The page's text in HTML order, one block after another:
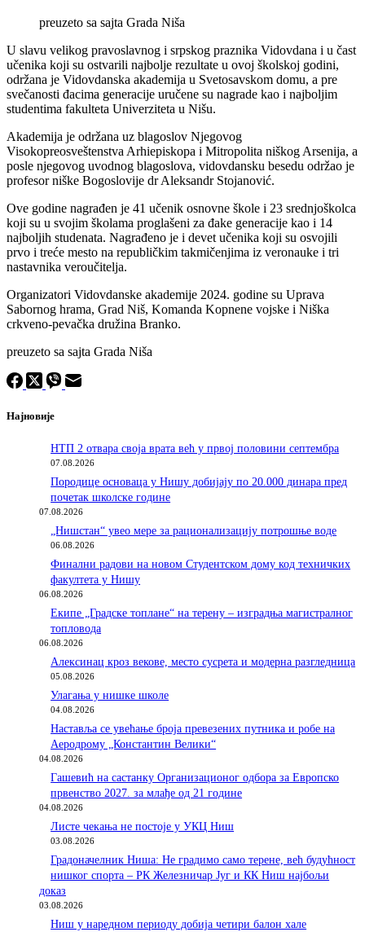
preuzeto sa sajta Grada Niša
U slavu velikog pravoslavnog i srpskog praznika Vidovdana i u čast
učenika koji su ostvarili najbolje rezultate u ovoj školskoj godini,
održana je Vidovdanska akademija u Svetosavskom domu, a pre
svečanosti đacima generacije uručene su nagrade kao i najboljim
studentima fakulteta Univerziteta u Nišu.
Akademija je održana uz blagoslov Njegovog
Visokopreosveštenstva Arhiepiskopa i Mitropolita niškog Arsenija, a
posle njegovog uvodnog blagoslova, vidovdansku besedu održao je
profesor niške Bogoslovije dr Aleksandr Stojanović.
Ove godine nagrađen je 41 učenik osnovne škole i 23 srednjoškolca
koji su u svojim školama proglašeni za đake generacije kao i 14
najboljih studenata. Nagrađeno je i devet učenika koji su osvojili
prvo i treće mesto na republičkim takmičenjima iz veronauke i tri
nastavnika veroučitelja.
Organizatori Vidovdanske akademije 2024. godine su Uprava
Sabornog hrama, Grad Niš, Komanda Kopnene vojske i Niška
crkveno-pevačka družina Branko.
preuzeto sa sajta Grada Niša
Најновије
НТП 2 отвара своја врата већ у првој половини септембра
07.08.2026
Породицe основаца у Нишу добијају по 20.000 динара пред
почетак школске године
07.08.2026
„Нишстан“ увео мере за рационализацију потрошње воде
06.08.2026
Финални радови на новом Студентском дому код техничких
факултета у Нишу
06.08.2026
Екипе „Градске топлане“ на терену – изградња магистралног
топловода
06.08.2026
Алексинац кроз векове, место сусрета и модерна разгледница
05.08.2026
Улагања у нишке школе
04.08.2026
Наставља се увећање броја превезених путника и робе на
Аеродрому „Константин Велики“
04.08.2026
Гашевић на састанку Организационог одбора за Европско
првенство 2027. за млађе од 21 године
04.08.2026
Листе чекања не постоје у УКЦ Ниш
03.08.2026
Градоначелник Ниша: Не градимо само терене, већ будућност
нишког спорта – РК Железничар Југ и КК Ниш најбољи
доказ
03.08.2026
Ниш у наредном периоду добија четири балон хале